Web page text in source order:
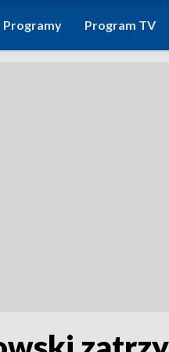
Programy Program TV